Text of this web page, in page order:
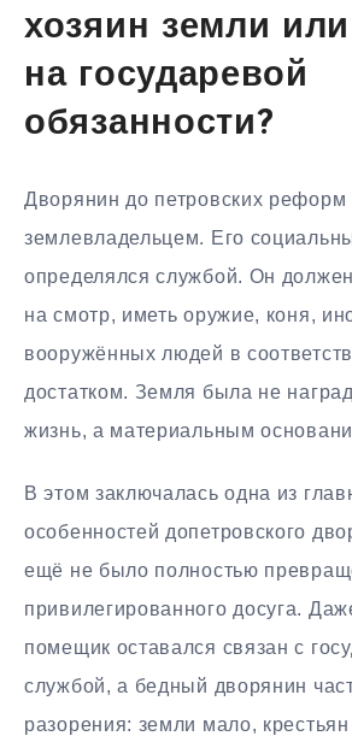
хозяин земли
на государевой
обязанности?
Дворянин до петровских реформ
землевладельцем. Его
определялся службой. Он
на смотр, иметь оружие, коня,
вооружённых людей в
достатком. Земля была не
жизнь, а материальным
В этом заключалась одна из
особенностей допетровского
ещё не было полностью
привилегированного досуга.
помещик оставался связан с
службой, а бедный дворянин
разорения: земли мало,